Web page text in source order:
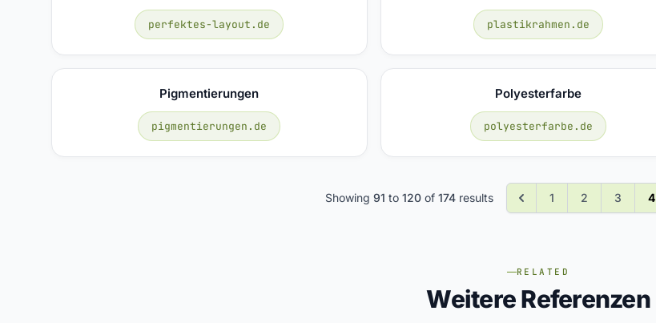
perfektes-layout.de plastikrahmen.de
Pigmentierungen
pigmentierungen.de
Polyesterfarbe
polyesterfarbe.de
Showing 91 to 120of 174results 1 2 3 4
RELATED
Weitere Referenzen